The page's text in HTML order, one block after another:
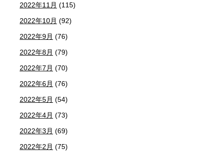
2022年11月 (115)
2022年10月 (92)
2022年9月 (76)
2022年8月 (79)
2022年7月 (70)
2022年6月 (76)
2022年5月 (54)
2022年4月 (73)
2022年3月 (69)
2022年2月 (75)